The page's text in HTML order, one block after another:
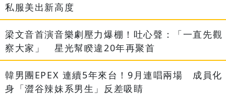
私服美出新高度
梁文音首演音樂劇壓力爆棚！吐心聲：「一直先觀
察大家」 星光幫睽違20年再聚首
韓男團EPEX 連續5年來台！9月連唱兩場 成員化
身「澀谷辣妹系男生」反差吸睛